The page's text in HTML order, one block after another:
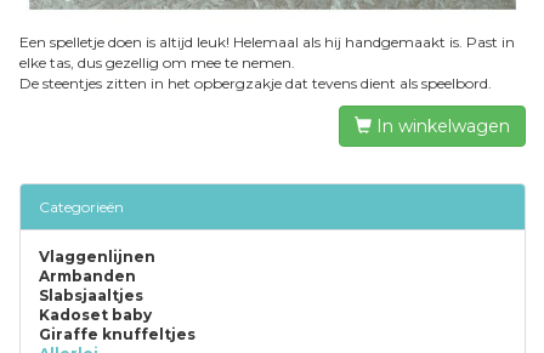
Een spelletje doen is altijd leuk! Helemaal als hij handgemaakt is. Past in
elke tas, dus gezellig om mee te nemen.
De steentjes zitten in het opbergzakje dat tevens dient als speelbord.
In winkelwagen
Categorieën
Vlaggenlijnen
Armbanden
Slabsjaaltjes
Kadoset baby
Giraffe knuffeltjes